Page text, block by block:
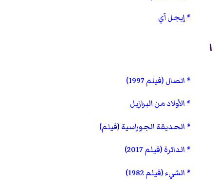
إيجل آي
ا
اتصال (فيلم 1997)
الأولاد من البرازيل
الحديقة الجوراسية (فيلم)
الدائرة (فيلم 2017)
الشيء (فيلم 1982)